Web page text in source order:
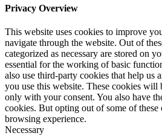
Privacy Overview
This website uses cookies to improve
navigate through the website. Out of
categorized as necessary are stored on
essential for the working of basic
also use third-party cookies that help us
you use this website. These cookies will
only with your consent. You also have
cookies. But opting out of some of
browsing experience.
Necessary